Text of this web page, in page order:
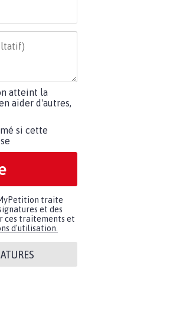
atteint la
aider d'autres,
si cette
traite
et des
ces traitements et
d'utilisation.